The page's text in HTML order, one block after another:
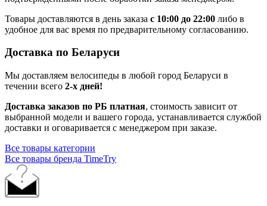
Товары доставляются в день заказа с 10:00 до 22:00 либо в
удобное для вас время по предварительному согласованию.
Доставка по Беларуси
Мы доставляем велосипеды в любой город Беларуси в
течении всего 2-х дней!
Доставка заказов по РБ платная, стоимость зависит от
выбранной модели и вашего города, устанавливается службой
доставки и оговаривается с менеджером при заказе.
Все товары категории
Все товары бренда TimeTry